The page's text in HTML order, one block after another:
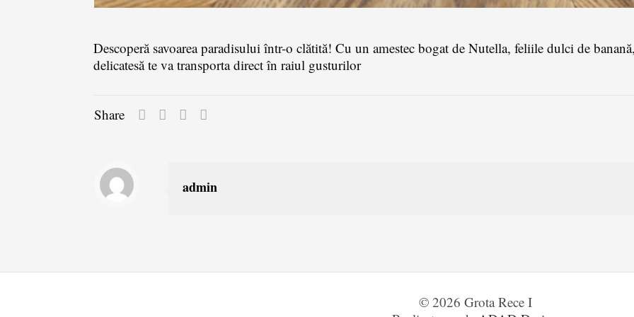
Descoperă savoarea paradisului într-o clătită! Cu un amestec bogat de Nutella, feliile dulci de
delicatesă te va transporta direct în raiul gusturilor
Share
admin
© 2026 Grota Rece I